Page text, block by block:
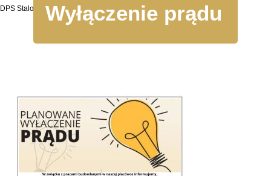
DPS Stalowa WolaWyłączenie prądu